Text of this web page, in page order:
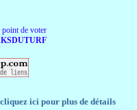
point de voter
ici pour plus de détails